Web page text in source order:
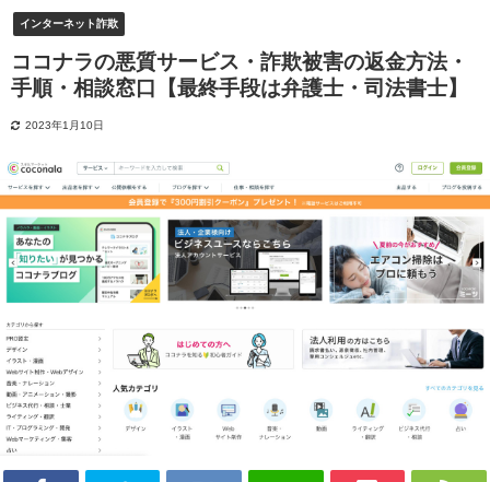
インターネット詐欺
ココナラの悪質サービス・詐欺被害の返金方法・
手順・相談窓口【最終手段は弁護士・司法書士】
2023年1月10日